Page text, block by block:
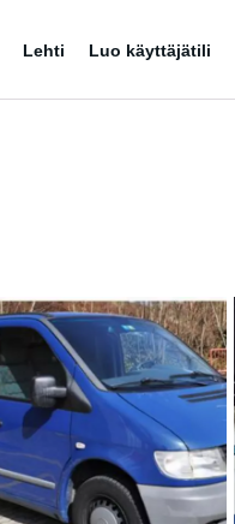
Lehti Luo käyttäjätili